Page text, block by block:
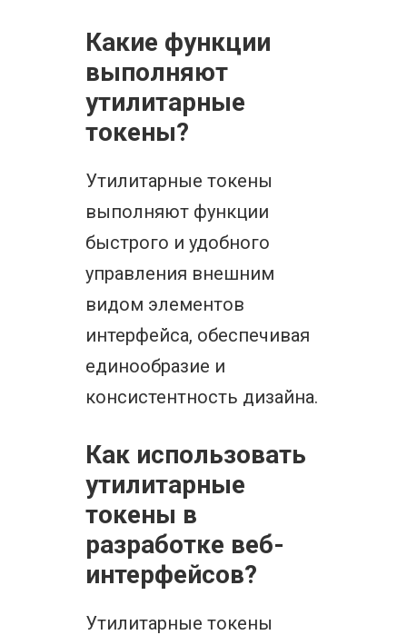
Какие функции
выполняют
утилитарные
токены?
Утилитарные токены
выполняют функции
быстрого и удобного
управления внешним
видом элементов
интерфейса, обеспечивая
единообразие и
консистентность дизайна.
Как использовать
утилитарные
токены в
разработке веб-
интерфейсов?
Утилитарные токены